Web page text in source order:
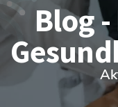
Blog